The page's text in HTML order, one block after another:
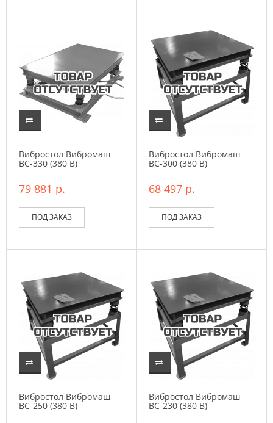
Вибростол Вибромаш
ВC-330 (380 В)
79 881 р.
ПОД ЗАКАЗ
Вибростол Вибромаш
ВC-300 (380 В)
68 497 р.
ПОД ЗАКАЗ
Вибростол Вибромаш
ВC-250 (380 В)
Вибростол Вибромаш
ВC-230 (380 В)